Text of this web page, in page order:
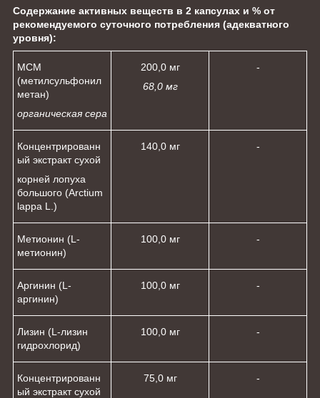
Содержание активных веществ в 2 капсулах и % от
рекомендуемого суточного потребления (адекватного
уровня):
МСМ
(метилсульфонил
метан)
органическая сера
200,0 мг
68,0 мг
-
Концентрированн
ый экстракт сухой
корней лопуха
большого (Arctium
lappa L.)
140,0 мг -
Метионин (L-
метионин)
100,0 мг -
Аргинин (L-
аргинин)
100,0 мг -
Лизин (L-лизин
гидрохлорид)
100,0 мг -
Концентрированн
ый экстракт сухой
75,0 мг -